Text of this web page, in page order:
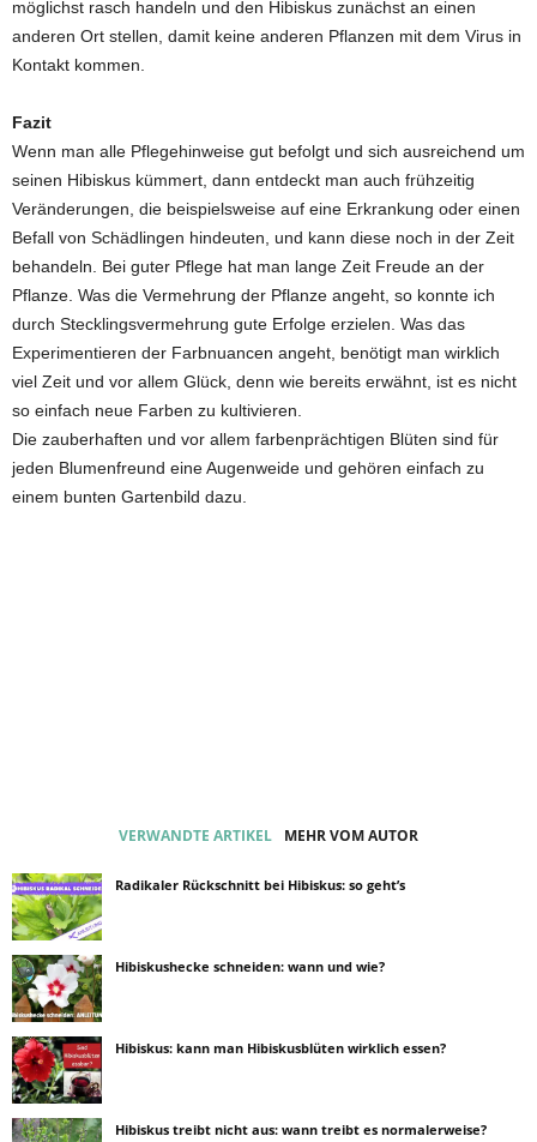
möglichst rasch handeln und den Hibiskus zunächst an einen
anderen Ort stellen, damit keine anderen Pflanzen mit dem Virus in
Kontakt kommen.
Fazit
Wenn man alle Pflegehinweise gut befolgt und sich ausreichend um
seinen Hibiskus kümmert, dann entdeckt man auch frühzeitig
Veränderungen, die beispielsweise auf eine Erkrankung oder einen
Befall von Schädlingen hindeuten, und kann diese noch in der Zeit
behandeln. Bei guter Pflege hat man lange Zeit Freude an der
Pflanze. Was die Vermehrung der Pflanze angeht, so konnte ich
durch Stecklingsvermehrung gute Erfolge erzielen. Was das
Experimentieren der Farbnuancen angeht, benötigt man wirklich
viel Zeit und vor allem Glück, denn wie bereits erwähnt, ist es nicht
so einfach neue Farben zu kultivieren.
Die zauberhaften und vor allem farbenprächtigen Blüten sind für
jeden Blumenfreund eine Augenweide und gehören einfach zu
einem bunten Gartenbild dazu.
VERWANDTE ARTIKEL MEHR VOM AUTOR
Radikaler Rückschnitt bei Hibiskus: so geht’s
Hibiskushecke schneiden: wann und wie?
Hibiskus: kann man Hibiskusblüten wirklich essen?
Hibiskus treibt nicht aus: wann treibt es normalerweise?